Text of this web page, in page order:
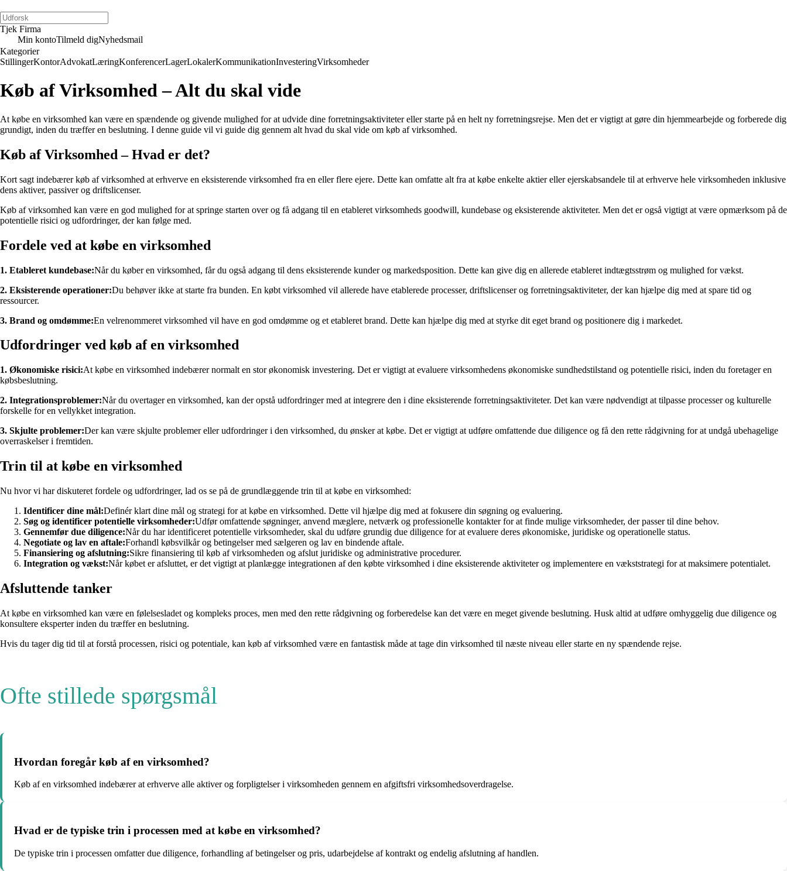
Tjek Firma
Min kontoTilmeld digNyhedsmail
Kategorier
StillingerKontorAdvokatLæringKonferencerLagerLokalerKommunikationInvesteringVirksomheder
Køb af Virksomhed – Alt du skal vide
At købe en virksomhed kan være en spændende og givende mulighed for at udvide dine forretningsaktiviteter eller starte på en helt ny forretningsrejse. Men det er vigtigt at gøre din hjemmearbejde og forberede dig
grundigt, inden du træffer en beslutning. I denne guide vil vi guide dig gennem alt hvad du skal vide om køb af virksomhed.
Køb af Virksomhed – Hvad er det?
Kort sagt indebærer køb af virksomhed at erhverve en eksisterende virksomhed fra en eller flere ejere. Dette kan omfatte alt fra at købe enkelte aktier eller ejerskabsandele til at erhverve hele virksomheden inklusive
dens aktiver, passiver og driftslicenser.
Køb af virksomhed kan være en god mulighed for at springe starten over og få adgang til en etableret virksomheds goodwill, kundebase og eksisterende aktiviteter. Men det er også vigtigt at være opmærksom på de
potentielle risici og udfordringer, der kan følge med.
Fordele ved at købe en virksomhed
1. Etableret kundebase:Når du køber en virksomhed, får du også adgang til dens eksisterende kunder og markedsposition. Dette kan give dig en allerede etableret indtægtsstrøm og mulighed for vækst.
2. Eksisterende operationer:Du behøver ikke at starte fra bunden. En købt virksomhed vil allerede have etablerede processer, driftslicenser og forretningsaktiviteter, der kan hjælpe dig med at spare tid og
ressourcer.
3. Brand og omdømme:En velrenommeret virksomhed vil have en god omdømme og et etableret brand. Dette kan hjælpe dig med at styrke dit eget brand og positionere dig i markedet.
Udfordringer ved køb af en virksomhed
1. Økonomiske risici:At købe en virksomhed indebærer normalt en stor økonomisk investering. Det er vigtigt at evaluere virksomhedens økonomiske sundhedstilstand og potentielle risici, inden du foretager en
købsbeslutning.
2. Integrationsproblemer:Når du overtager en virksomhed, kan der opstå udfordringer med at integrere den i dine eksisterende forretningsaktiviteter. Det kan være nødvendigt at tilpasse processer og kulturelle
forskelle for en vellykket integration.
3. Skjulte problemer:Der kan være skjulte problemer eller udfordringer i den virksomhed, du ønsker at købe. Det er vigtigt at udføre omfattende due diligence og få den rette rådgivning for at undgå ubehagelige
overraskelser i fremtiden.
Trin til at købe en virksomhed
Nu hvor vi har diskuteret fordele og udfordringer, lad os se på de grundlæggende trin til at købe en virksomhed:
Identificer dine mål:Definér klart dine mål og strategi for at købe en virksomhed. Dette vil hjælpe dig med at fokusere din søgning og evaluering.
Søg og identificer potentielle virksomheder:Udfør omfattende søgninger, anvend mæglere, netværk og professionelle kontakter for at finde mulige virksomheder, der passer til dine behov.
Gennemfør due diligence:Når du har identificeret potentielle virksomheder, skal du udføre grundig due diligence for at evaluere deres økonomiske, juridiske og operationelle status.
Negotiate og lav en aftale:Forhandl købsvilkår og betingelser med sælgeren og lav en bindende aftale.
Finansiering og afslutning:Sikre finansiering til køb af virksomheden og afslut juridiske og administrative procedurer.
Integration og vækst:Når købet er afsluttet, er det vigtigt at planlægge integrationen af den købte virksomhed i dine eksisterende aktiviteter og implementere en vækststrategi for at maksimere potentialet.
Afsluttende tanker
At købe en virksomhed kan være en følelsesladet og kompleks proces, men med den rette rådgivning og forberedelse kan det være en meget givende beslutning. Husk altid at udføre omhyggelig due diligence og
konsultere eksperter inden du træffer en beslutning.
Hvis du tager dig tid til at forstå processen, risici og potentiale, kan køb af virksomhed være en fantastisk måde at tage din virksomhed til næste niveau eller starte en ny spændende rejse.
Ofte stillede spørgsmål
Hvordan foregår køb af en virksomhed?
Køb af en virksomhed indebærer at erhverve alle aktiver og forpligtelser i virksomheden gennem en afgiftsfri virksomhedsoverdragelse.
Hvad er de typiske trin i processen med at købe en virksomhed?
De typiske trin i processen omfatter due diligence, forhandling af betingelser og pris, udarbejdelse af kontrakt og endelig afslutning af handlen.